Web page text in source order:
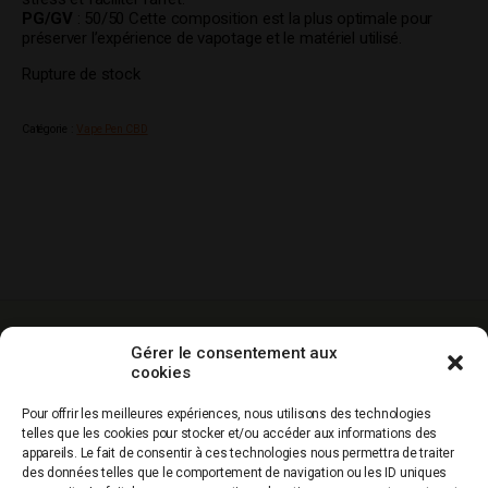
Gérer le consentement aux
cookies
Pour offrir les meilleures expériences, nous utilisons des technologies
telles que les cookies pour stocker et/ou accéder aux informations des
appareils. Le fait de consentir à ces technologies nous permettra de traiter
des données telles que le comportement de navigation ou les ID uniques
PG/GV : 50/50 Cette composition est la plus optimale pour
préserver l’expérience de vapotage et le matériel utilisé.
Rupture de stock
Catégorie :
Livraison gratuite
dés 60€ d’achat
1ere commande
sécurisé
Service clients
0967436797
Qualité
garantie
Production
française